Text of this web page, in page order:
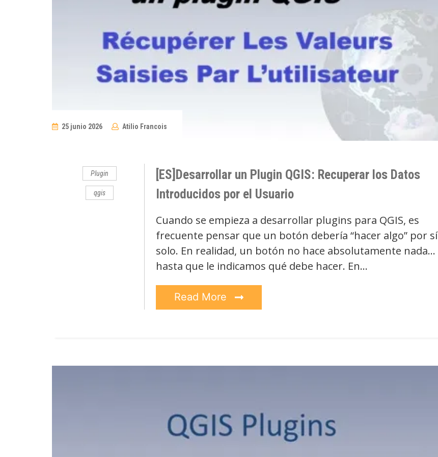
25 junio 2026 Atilio Francois
Plugin
qgis
[ES]Desarrollar un Plugin QGIS: Recuperar los Datos
Introducidos por el Usuario
Cuando se empieza a desarrollar plugins para QGIS, es
frecuente pensar que un botón debería “hacer algo” por sí
solo. En realidad, un botón no hace absolutamente nada…
hasta que le indicamos qué debe hacer. En…
Read More